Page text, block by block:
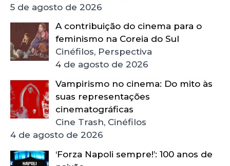
5 de agosto de 2026
A contribuição do cinema para o
feminismo na Coreia do Sul
Cinéfilos, Perspectiva
4 de agosto de 2026
Vampirismo no cinema: Do mito às
suas representações
cinematográficas
Cine Trash, Cinéfilos
4 de agosto de 2026
‘Forza Napoli sempre!’: 100 anos de